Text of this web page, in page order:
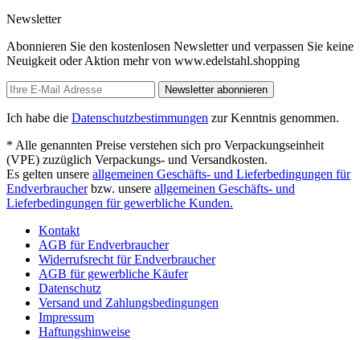
Newsletter
Abonnieren Sie den kostenlosen Newsletter und verpassen Sie keine
Neuigkeit oder Aktion mehr von www.edelstahl.shopping
Newsletter abonnieren
Ich habe die Datenschutzbestimmungen zur Kenntnis genommen.
* Alle genannten Preise verstehen sich pro Verpackungseinheit
(VPE) zuzüglich Verpackungs- und Versandkosten.
Es gelten unsere allgemeinen Geschäfts- und Lieferbedingungen für
Endverbraucherbzw. unsere allgemeinen Geschäfts- und
Lieferbedingungen für gewerbliche Kunden.
Kontakt
AGB für Endverbraucher
Widerrufsrecht für Endverbraucher
AGB für gewerbliche Käufer
Datenschutz
Versand und Zahlungsbedingungen
Impressum
Haftungshinweise